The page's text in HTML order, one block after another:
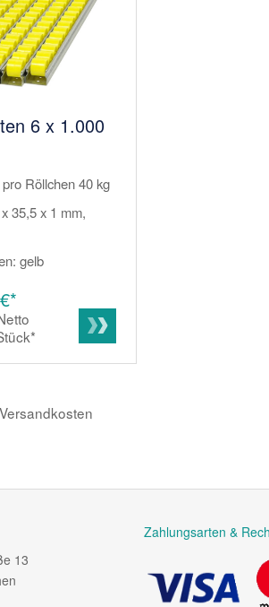
6 x 1.000
Röllchen 40 kg
35,5 x 1 mm,
gelb
*
13
Zahlungsarten &